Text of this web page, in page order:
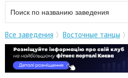
Все заведения Восточные танцы